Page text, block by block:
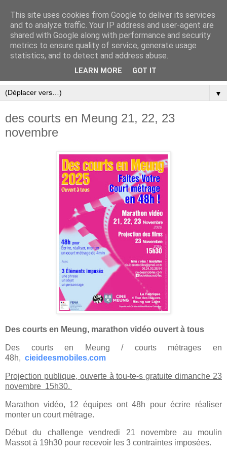
▼
des courts en Meung 21, 22, 23
novembre
Des courts en Meung, marathon vidéo ouvert à tous
Des courts en Meung / courts métrages en
48h, cieideesmobiles.com
Projection publique, ouverte à tou-te-s gratuite dimanche 23
novembre 15h30.
Marathon vidéo, 12 équipes ont 48h pour écrire réaliser
monter un court métrage.
Début du challenge vendredi 21 novembre au moulin
Massot à 19h30 pour recevoir les 3 contraintes imposées.
This site uses cookies from Google to deliver its services
and to analyze traffic. Your IP address and user-agent are
shared with Google along with performance and security
metrics to ensure quality of service, generate usage
statistics, and to detect and address abuse.
LEARN MORE GOT IT